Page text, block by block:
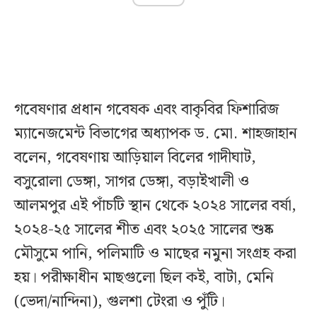
গবেষণার প্রধান গবেষক এবং বাকৃবির ফিশারিজ
ম্যানেজমেন্ট বিভাগের অধ্যাপক ড. মো. শাহজাহান
বলেন, গবেষণায় আড়িয়াল বিলের গাদীঘাট,
বসুরোলা ডেঙ্গা, সাগর ডেঙ্গা, বড়াইখালী ও
আলমপুর এই পাঁচটি স্থান থেকে ২০২৪ সালের বর্ষা,
২০২৪-২৫ সালের শীত এবং ২০২৫ সালের শুষ্ক
মৌসুমে পানি, পলিমাটি ও মাছের নমুনা সংগ্রহ করা
হয়। পরীক্ষাধীন মাছগুলো ছিল কই, বাটা, মেনি
(ভেদা/নান্দিনা), গুলশা টেংরা ও পুঁটি।